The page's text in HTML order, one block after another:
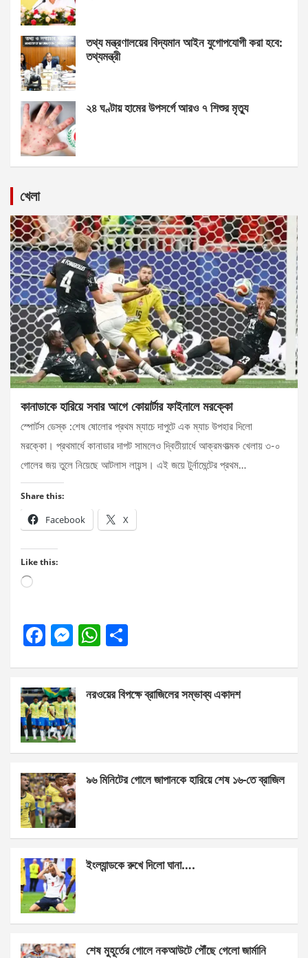
তথ্য মন্ত্রণালয়ের বিদ্যমান আইন যুগোপযোগী করা হবে:
তথ্যমন্ত্রী
২৪ ঘণ্টায় হামের উপসর্গে আরও ৭ শিশুর মৃত্যু
খেলা
কানাডাকে হারিয়ে সবার আগে কোয়ার্টার ফাইনালে মরক্কো
স্পোর্টস ডেস্ক :শেষ ষোলোর প্রথম ম্যাচে দাপুটে এক ম্যাচ উপহার দিলো
মরক্কো। প্রথমার্ধে কানাডার দাপট সামলেও দ্বিতীয়ার্ধে আক্রমণাত্মক খেলায় ৩-০
গোলের জয় তুলে নিয়েছে আটলাস লায়ন্স। এই জয়ে টুর্নামেন্টের প্রথম…
Share this:
Facebook X
Like this:
Loading…
F
b
o
o
k
M
n
g
er
W
s
p
e
নরওয়ের বিপক্ষে ব্রাজিলের সম্ভাব্য একাদশ
৯৬ মিনিটের গোলে জাপানকে হারিয়ে শেষ ১৬-তে ব্রাজিল
ইংল্যান্ডকে রুখে দিলো ঘানা….
শেষ মুহূর্তের গোলে নকআউটে পৌঁছে গেলো জার্মানি